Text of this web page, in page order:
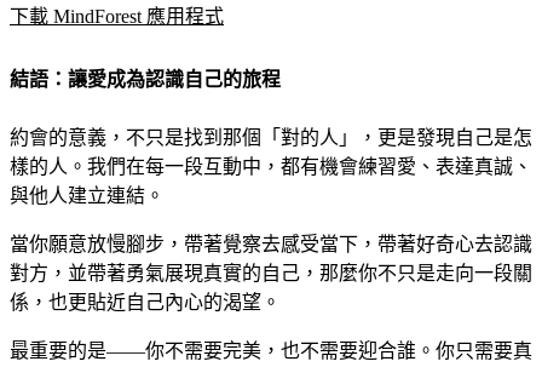
下載 MindForest 應用程式
結語：讓愛成為認識自己的旅程
約會的意義，不只是找到那個「對的人」，更是發現自己是怎
樣的人。我們在每一段互動中，都有機會練習愛、表達真誠、
與他人建立連結。
當你願意放慢腳步，帶著覺察去感受當下，帶著好奇心去認識
對方，並帶著勇氣展現真實的自己，那麼你不只是走向一段關
係，也更貼近自己內心的渴望。
最重要的是——你不需要完美，也不需要迎合誰。你只需要真